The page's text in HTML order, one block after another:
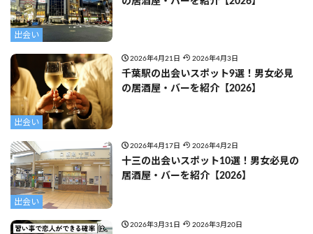
出会い
出会い
2026年4月21日 2026年4月3日
千葉駅の出会いスポット9選！男女必見
の居酒屋・バーを紹介【2026】
出会い
2026年4月17日 2026年4月2日
十三の出会いスポット10選！男女必見の
居酒屋・バーを紹介【2026】
2026年3月31日 2026年3月20日